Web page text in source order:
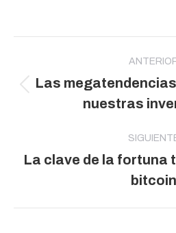
publicaciones
Las
nuestras
La clave de la fortuna
bitcoin